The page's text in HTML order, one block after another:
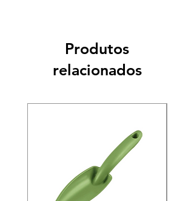
Produtos
relacionados